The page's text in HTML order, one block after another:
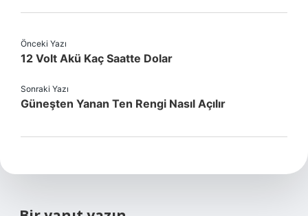
Önceki Yazı
12 Volt Akü Kaç Saatte Dolar
Sonraki Yazı
Güneşten Yanan Ten Rengi Nasıl Açılır